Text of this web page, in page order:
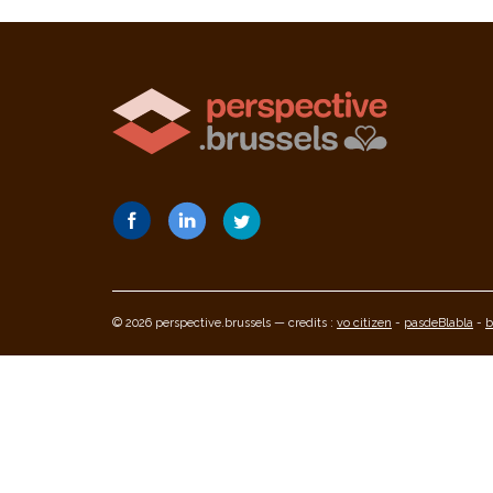
© 2026 perspective.brussels — credits : vo citizen - pasdeBlabla -